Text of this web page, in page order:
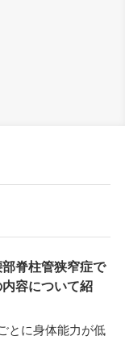
部脊柱管狭窄症で
容について紹
とに身体能力が低